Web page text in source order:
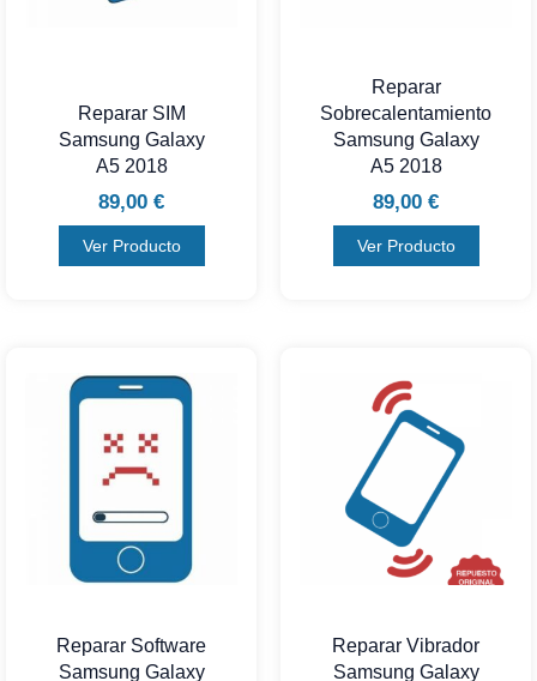
Reparar SIM
Samsung Galaxy
A5 2018
89,00 €
Ver Producto
Reparar
Sobrecalentamiento
Samsung Galaxy
A5 2018
89,00 €
Ver Producto
Reparar Software
Samsung Galaxy
Reparar Vibrador
Samsung Galaxy